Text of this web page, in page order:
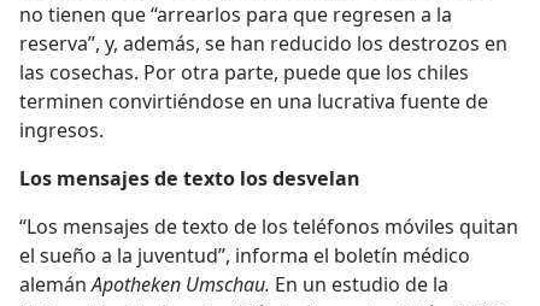
no tienen que “arrearlos para que regresen a la
reserva”, y, además, se han reducido los destrozos en
las cosechas. Por otra parte, puede que los chiles
terminen convirtiéndose en una lucrativa fuente de
ingresos.
Los mensajes de texto los desvelan
“Los mensajes de texto de los teléfonos móviles quitan
el sueño a la juventud”, informa el boletín médico
alemánApotheken Umschau. En un estudio de la